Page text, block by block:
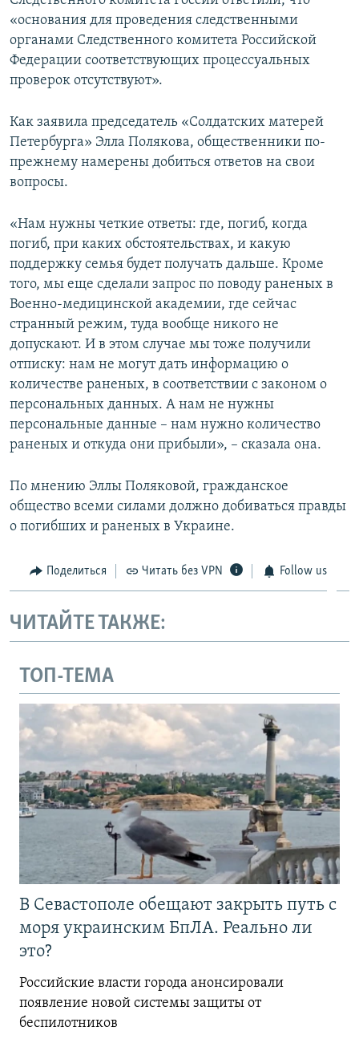
«основания для проведения следственными
органами Следственного комитета Российской
Федерации соответствующих процессуальных
проверок отсутствуют».
Как заявила председатель «Солдатских матерей
Петербурга» Элла Полякова, общественники по-
прежнему намерены добиться ответов на свои
вопросы.
«Нам нужны четкие ответы: где, погиб, когда
погиб, при каких обстоятельствах, и какую
поддержку семья будет получать дальше. Кроме
того, мы еще сделали запрос по поводу раненых в
Военно-медицинской академии, где сейчас
странный режим, туда вообще никого не
допускают. И в этом случае мы тоже получили
отписку: нам не могут дать информацию о
количестве раненых, в соответствии с законом о
персональных данных. А нам не нужны
персональные данные – нам нужно количество
раненых и откуда они прибыли», – сказала она.
По мнению Эллы Поляковой, гражданское
общество всеми силами должно добиваться правды
о погибших и раненых в Украине.
Поделиться Читать без VPN Follow us
ЧИТАЙТЕ ТАКЖЕ:
ТОП-ТЕМА
В Севастополе обещают закрыть путь с
моря украинским БпЛА. Реально ли
это?
Российские власти города анонсировали
появление новой системы защиты от
беспилотников